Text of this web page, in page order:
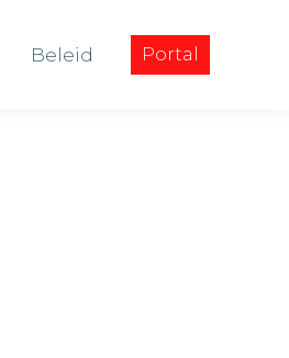
Beleid Portal
Beleid Portal